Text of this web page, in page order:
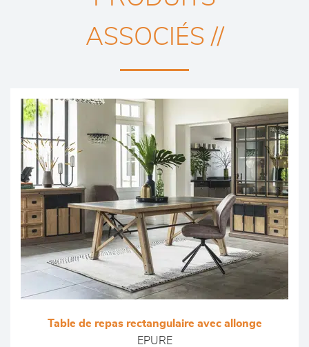
ASSOCIÉS //
Table de repas rectangulaire avec allonge
EPURE